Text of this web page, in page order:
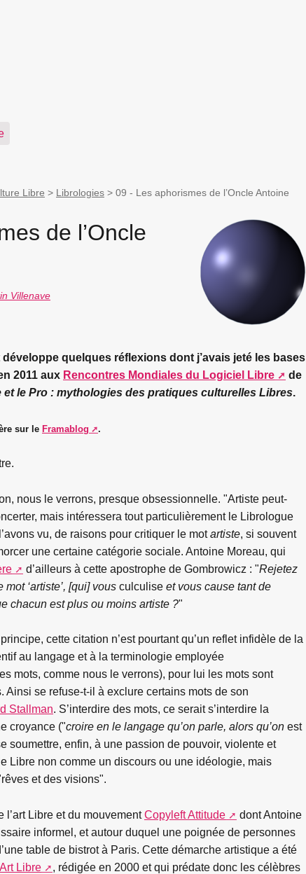
Libre > Librologies > 09 - Les aphorismes de l’Oncle Antoine
de l’Oncle
Villenave
développe quelques réflexions dont j’avais jeté les bases
2011 aux Rencontres Mondiales du Logiciel Libre
de
et le Pro : mythologies des pratiques culturelles Libres.
sur le Framablog .
nous le verrons, presque obsessionnelle. "Artiste peut-
mais intéressera tout particulièrement le Librologue
vu, de raisons pour critiquer le motartiste, si souvent
une certaine catégorie sociale. Antoine Moreau, qui
d’ailleurs à cette apostrophe de Gombrowicz : "Rejetez
mot ‘artiste’, [qui] vous culculise et vous cause tant de
chacun est plus ou moins artiste ?"
cette citation n’est pourtant qu’un reflet infidèle de la
au langage et à la terminologie employée
mots, comme nous le verrons), pour lui les mots sont
Ainsi se refuse-t-il à exclure certains mots de son
Stallman. S’interdire des mots, ce serait s’interdire la
croyance ("croire en le langage qu’on parle, alors qu’on est
soumettre, enfin, à une passion de pouvoir, violente et
Libre non comme un discours ou une idéologie, mais
et des visions".
l’art Libre et du mouvementCopyleft Attitude
dont Antoine
informel, et autour duquel une poignée de personnes
table de bistrot à Paris. Cette démarche artistique a été
Libre
, rédigée en 2000 et qui prédate donc les célèbres